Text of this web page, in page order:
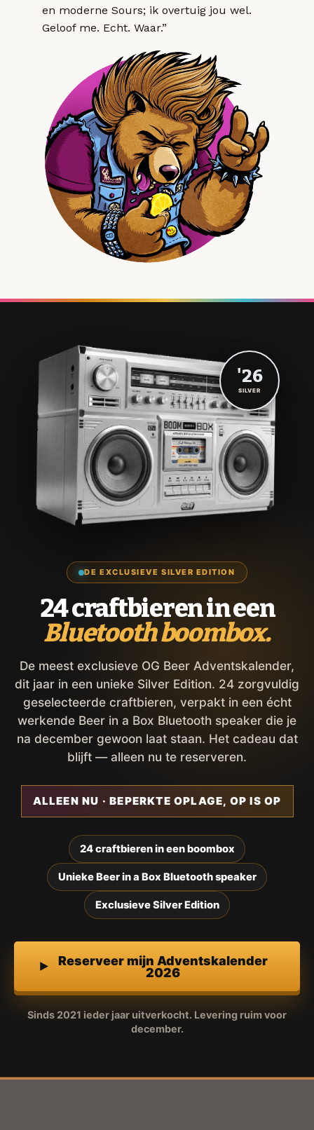
en moderne Sours; ik overtuig jou wel.
Geloof me. Echt. Waar.”
DE EXCLUSIEVE SILVER EDITION
24 craftbieren in een
Bluetooth boombox.
De meest exclusieve OG Beer Adventskalender,
dit jaar in een unieke Silver Edition. 24 zorgvuldig
geselecteerde craftbieren, verpakt in een écht
werkende Beer in a Box Bluetooth speaker die je
na december gewoon laat staan. Het cadeau dat
blijft — alleen nu te reserveren.
ALLEEN NU · BEPERKTE OPLAGE, OP IS OP
24 craftbieren in een boombox
Unieke Beer in a Box Bluetooth speaker
Exclusieve Silver Edition
Reserveer mijn Adventskalender
2026
Sinds 2021 ieder jaar uitverkocht. Levering ruim voor
december.
'26
SILVER